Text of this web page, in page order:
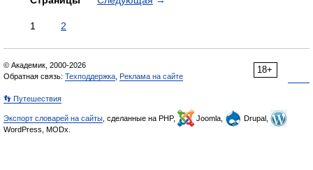
1 2
18+
© Академик, 2000-2026
Обратная связь: Техподдержка Реклама на сайте
👣 Путешествия
Экспорт словарей на сайты , сделанные на PHP, Joomla,
Drupal,
WordPress, MODx.